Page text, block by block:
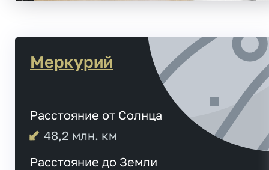
Меркурий
Расстояние от Солнца
48,2 млн. км
Расстояние до Земли